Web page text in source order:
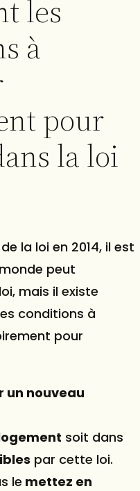
les
à
pour
la loi
la loi en 2014, il est
peut
mais il existe
conditions à
pour
un nouveau
soit dans
par cette loi.
le mettez en